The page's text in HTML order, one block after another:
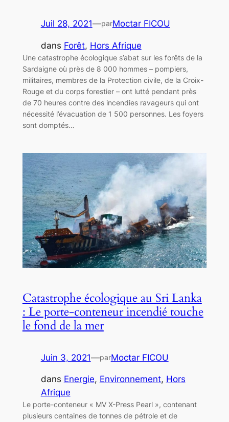
Juil 28, 2021—parMoctar FICOU
dans Forêt, Hors Afrique
Une catastrophe écologique s’abat sur les forêts de la
Sardaigne où près de 8 000 hommes – pompiers,
militaires, membres de la Protection civile, de la Croix-
Rouge et du corps forestier – ont lutté pendant près
de 70 heures contre des incendies ravageurs qui ont
nécessité l’évacuation de 1 500 personnes. Les foyers
sont domptés…
Catastrophe écologique au Sri Lanka
: Le porte-conteneur incendié touche
le fond de la mer
Juin 3, 2021—parMoctar FICOU
dans Energie, Environnement, Hors
Afrique
Le porte-conteneur « MV X-Press Pearl », contenant
plusieurs centaines de tonnes de pétrole et de